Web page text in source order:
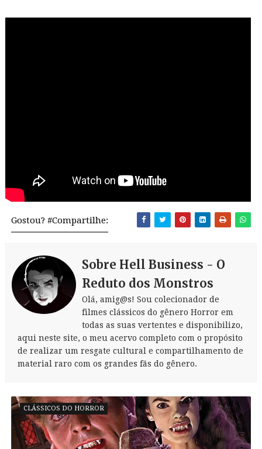
Gostou? #Compartilhe:
Sobre Hell Business - O
Reduto dos Monstros
Olá, amig@s! Sou colecionador de
filmes clássicos do gênero Horror em
todas as suas vertentes e disponibilizo,
aqui neste site, o meu acervo completo com o propósito
de realizar um resgate cultural e compartilhamento de
material raro com os grandes fãs do gênero.
CLÁSSICOS DO HORROR